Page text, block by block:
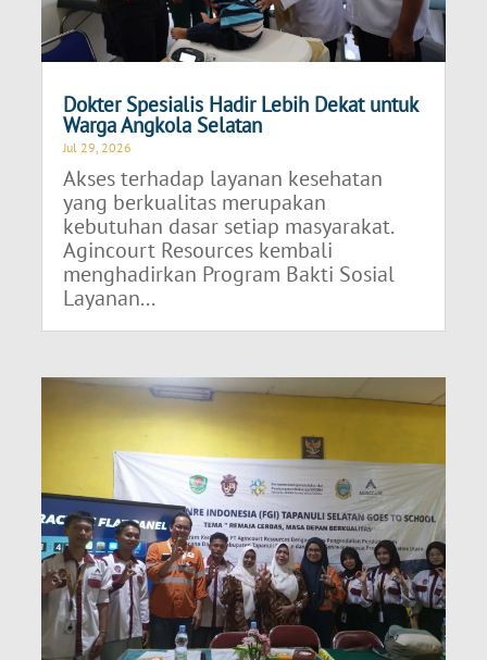
Dokter Spesialis Hadir Lebih Dekat untuk
Warga Angkola Selatan
Jul 29, 2026
Akses terhadap layanan kesehatan
yang berkualitas merupakan
kebutuhan dasar setiap masyarakat.
Agincourt Resources kembali
menghadirkan Program Bakti Sosial
Layanan...